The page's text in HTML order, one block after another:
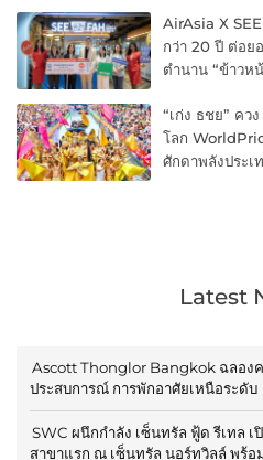
AirAsia X
กว่า 20 ปี ต่อย
ตำนาน “ข้าวห
“เก่ง ธชย” คว
โลก
ศักดาพลังประเ
Latest
Ascott Thonglor Bangkok ฉลอง
ประสบการณ์ การพักอาศัยเหนือระดับ
SWC ผนึกกำลัง เซ็นทรัล ฟู้ด รีเทล เ
สาขาแรก ณ เซ็นทรัล นอร์ทวิลล์ พร้